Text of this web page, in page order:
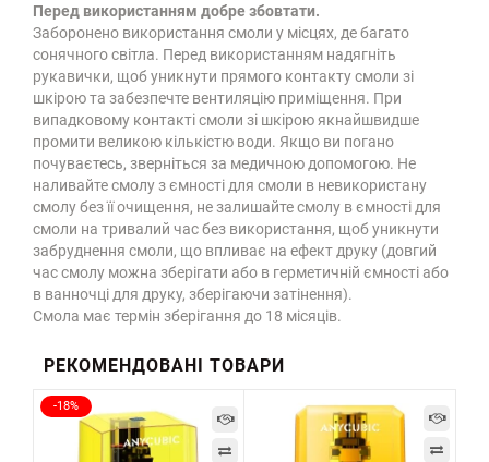
Перед використанням добре збовтати.
Заборонено використання смоли у місцях, де багато
сонячного світла. Перед використанням надягніть
рукавички, щоб уникнути прямого контакту смоли зі
шкірою та забезпечте вентиляцію приміщення. При
випадковому контакті смоли зі шкірою якнайшвидше
промити великою кількістю води. Якщо ви погано
почуваєтесь, зверніться за медичною допомогою. Не
наливайте смолу з ємності для смоли в невикористану
смолу без її очищення, не залишайте смолу в ємності для
смоли на тривалий час без використання, щоб уникнути
забруднення смоли, що впливає на ефект друку (довгий
час смолу можна зберігати або в герметичній ємності або
в ванночці для друку, зберігаючи затінення).
Смола має термін зберігання до 18 місяців.
РЕКОМЕНДОВАНІ ТОВАРИ
-18%